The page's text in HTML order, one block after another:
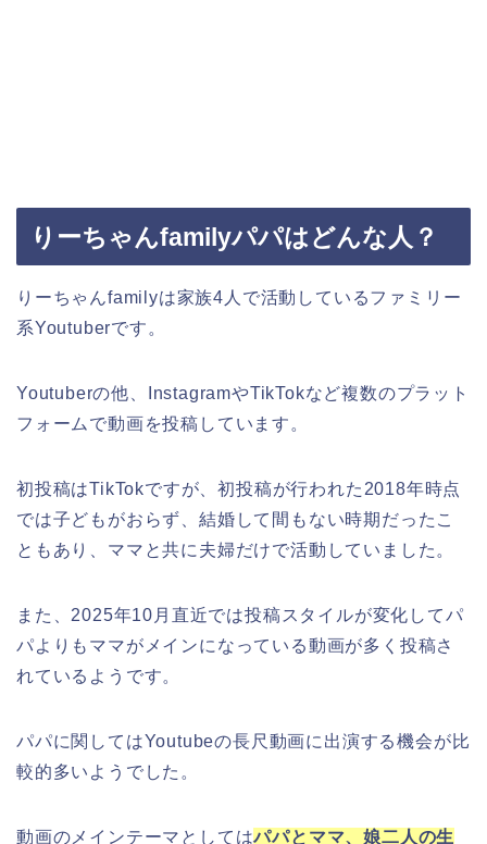
りーちゃんfamilyパパはどんな人？
りーちゃんfamilyは家族4人で活動しているファミリー
系Youtuberです。
Youtuberの他、InstagramやTikTokなど複数のプラット
フォームで動画を投稿しています。
初投稿はTikTokですが、初投稿が行われた2018年時点
では子どもがおらず、結婚して間もない時期だったこ
ともあり、ママと共に夫婦だけで活動していました。
また、2025年10月直近では投稿スタイルが変化してパ
パよりもママがメインになっている動画が多く投稿さ
れているようです。
パパに関してはYoutubeの長尺動画に出演する機会が比
較的多いようでした。
動画のメインテーマとしてはパパとママ、娘二人の生